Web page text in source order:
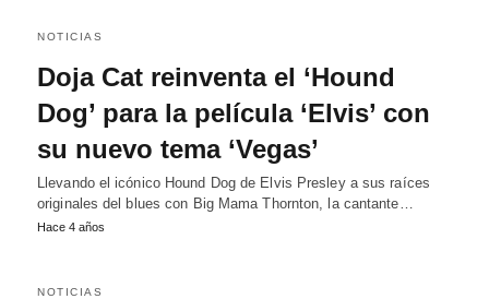
NOTICIAS
Doja Cat reinventa el ‘Hound
Dog’ para la película ‘Elvis’ con
su nuevo tema ‘Vegas’
Llevando el icónico Hound Dog de Elvis Presley a sus raíces
originales del blues con Big Mama Thornton, la cantante…
Hace 4 años
NOTICIAS